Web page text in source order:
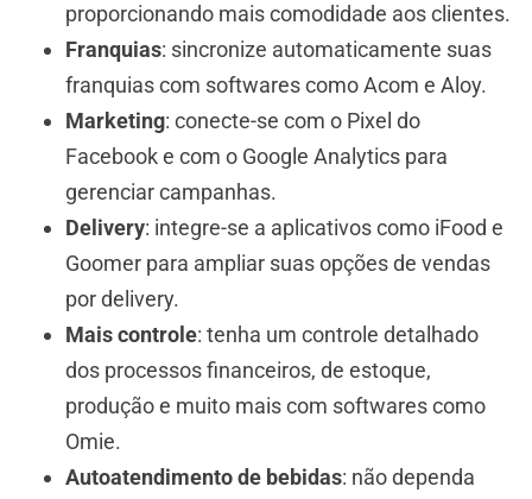
proporcionando mais comodidade aos clientes.
Franquias: sincronize automaticamente suas
franquias com softwares como Acom e Aloy.
Marketing: conecte-se com o Pixel do
Facebook e com o Google Analytics para
gerenciar campanhas.
Delivery: integre-se a aplicativos como iFood e
Goomer para ampliar suas opções de vendas
por delivery.
Mais controle: tenha um controle detalhado
dos processos financeiros, de estoque,
produção e muito mais com softwares como
Omie.
Autoatendimento de bebidas: não dependa